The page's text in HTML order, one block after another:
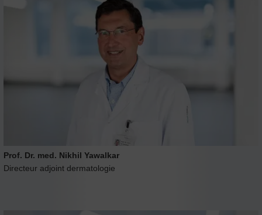
Prof. Dr. med. Nikhil Yawalkar
Directeur adjoint dermatologie